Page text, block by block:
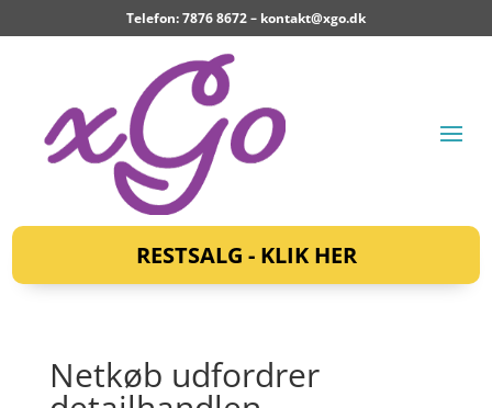
Telefon: 7876 8672 – kontakt@xgo.dk
RESTSALG - KLIK HER
Netkøb udfordrer